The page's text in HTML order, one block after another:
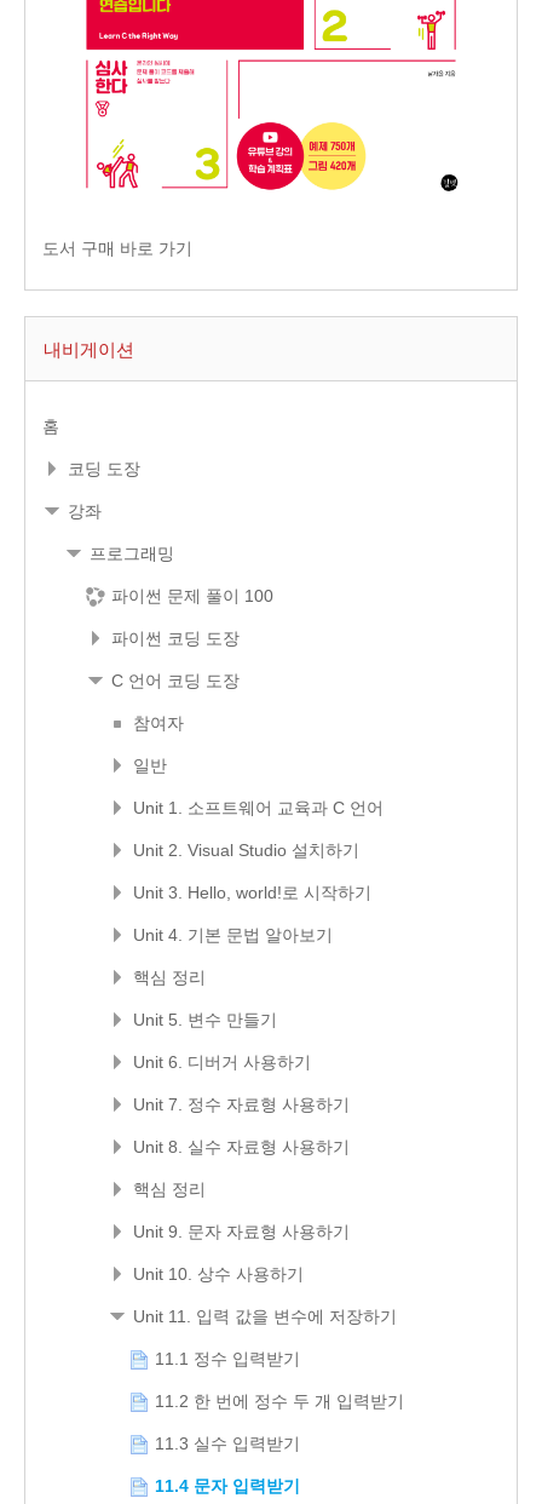
도서 구매 바로 가기
내비게이션
홈
코딩 도장
강좌
프로그래밍
파이썬 문제 풀이 100
파이썬 코딩 도장
C 언어 코딩 도장
참여자
일반
Unit 1. 소프트웨어 교육과 C 언어
Unit 2. Visual Studio 설치하기
Unit 3. Hello, world!로 시작하기
Unit 4. 기본 문법 알아보기
핵심 정리
Unit 5. 변수 만들기
Unit 6. 디버거 사용하기
Unit 7. 정수 자료형 사용하기
Unit 8. 실수 자료형 사용하기
핵심 정리
Unit 9. 문자 자료형 사용하기
Unit 10. 상수 사용하기
Unit 11. 입력 값을 변수에 저장하기
11.1 정수 입력받기
11.2 한 번에 정수 두 개 입력받기
11.3 실수 입력받기
11.4 문자 입력받기